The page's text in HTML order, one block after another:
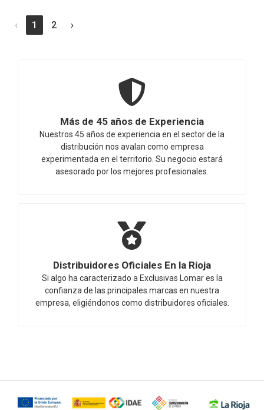
‹ 1 2 ›
Más de 45 años de Experiencia
Nuestros 45 años de experiencia en el sector de la
distribución nos avalan como empresa
experimentada en el territorio. Su negocio estará
asesorado por los mejores profesionales.
Distribuidores Oficiales En la Rioja
Si algo ha caracterizado a Exclusivas Lomar es la
confianza de las principales marcas en nuestra
empresa, eligiéndonos como distribuidores oficiales.